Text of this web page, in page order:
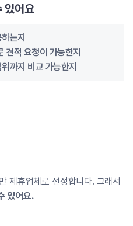
있어요
는지
견적 요청이 가능한지
까지 비교 가능한지
제휴업체로 선정합니다. 그래서
있어요.